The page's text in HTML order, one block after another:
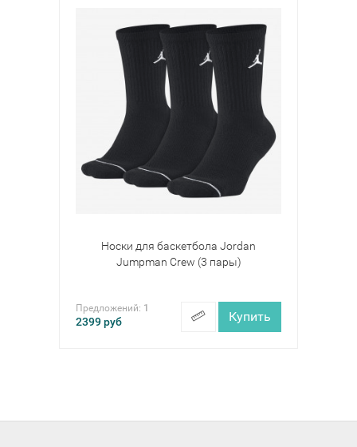
Носки для баскетбола Jordan
Jumpman Crew (3 пары)
Предложений: 1
2399руб Купить